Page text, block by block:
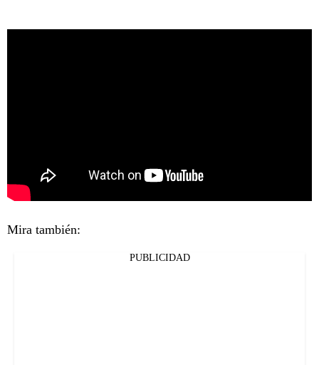
Mira también:
PUBLICIDAD